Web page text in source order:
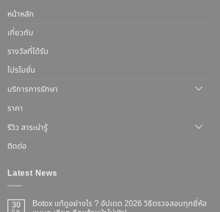
หน้าหลัก
เกี่ยวกับ
รางวัลที่ได้รับ
โปรโมชั่น
บริการการรักษา
ราคา
รีวิว สาระน่ารู้
ติดต่อ
Latest News
30 Botox แท้ดูอย่างไร ? อัปเดต 2026 วิธีตรวจสอบทุกยี่ห้อ